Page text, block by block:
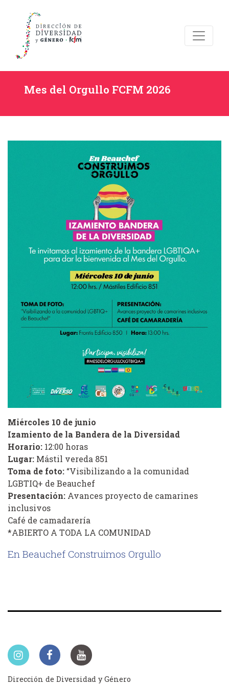
Mes del Orgullo FCFM 2026
Miércoles 10 de junio
Izamiento de la Bandera de la Diversidad
Horario: 12:00 horas
Lugar: Mástil vereda 851
Toma de foto: “Visibilizando a la comunidad
LGBTIQ+ de Beauchef
Presentación: Avances proyecto de camarines
inclusivos
Café de camadarería
*ABIERTO A TODA LA COMUNIDAD
En Beauchef Construimos Orgullo
Dirección de Diversidad y Género